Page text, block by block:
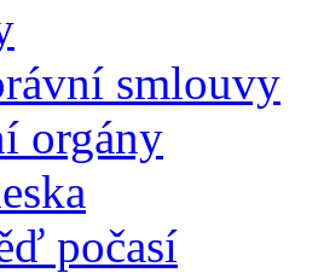
smlouvy
orgány
počasí